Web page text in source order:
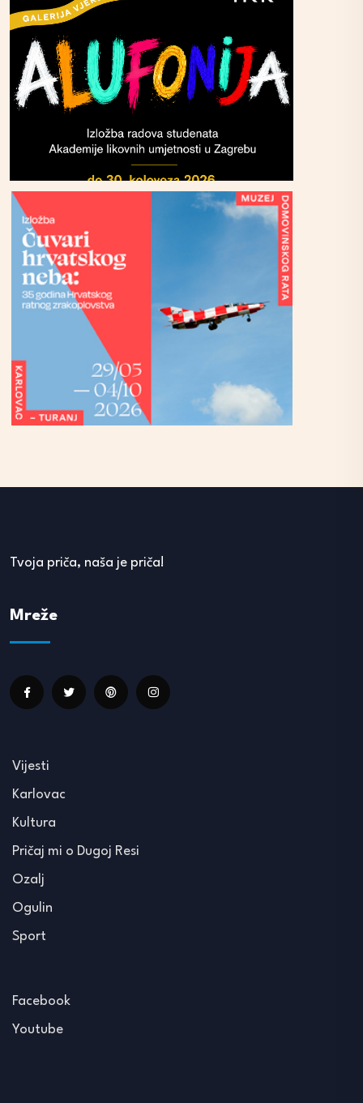
Tvoja priča, naša je priča!
Mreže
Vijesti
Karlovac
Kultura
Pričaj mi o Dugoj Resi
Ozalj
Ogulin
Sport
Facebook
Youtube